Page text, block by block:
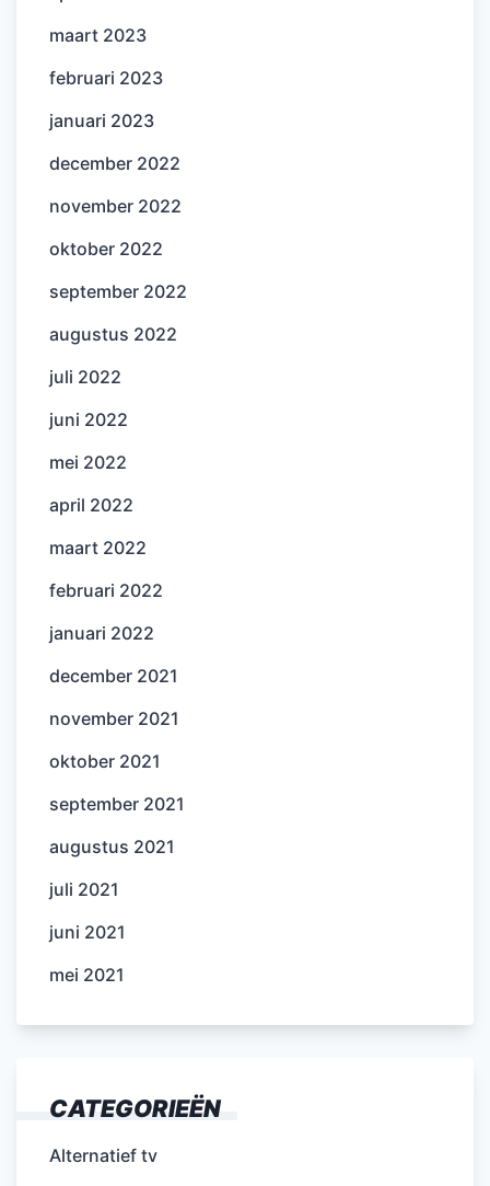
maart 2023
februari 2023
januari 2023
december 2022
november 2022
oktober 2022
september 2022
augustus 2022
juli 2022
juni 2022
mei 2022
april 2022
maart 2022
februari 2022
januari 2022
december 2021
november 2021
oktober 2021
september 2021
augustus 2021
juli 2021
juni 2021
mei 2021
CATEGORIEËN
Alternatief tv